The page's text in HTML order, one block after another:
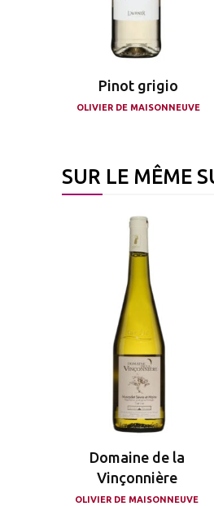
Pinot grigio
OLIVIER DE MAISONNEUVE
SUR LE MÊME
Domaine de la
Vinçonnière
OLIVIER DE MAISONNEUVE